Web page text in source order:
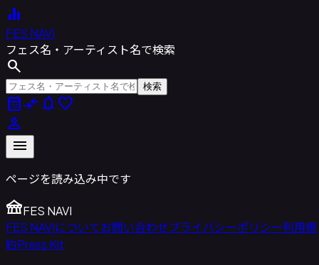
equalizer
FES NAVI
フェス名・アーティスト名で検索
search
検索
calendar_monthcompare_arrows notifications favorite
person
menu
ページを読み込み中です
festivalFES NAVI
FES NAVIについてお問い合わせプライバシーポリシー利用規
約Press Kit